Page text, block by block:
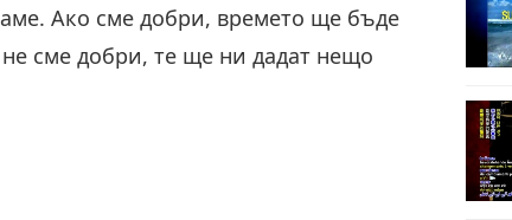
Ако сме добри, времето ще бъде
сме добри, те ще ни дадат нещо
11
12